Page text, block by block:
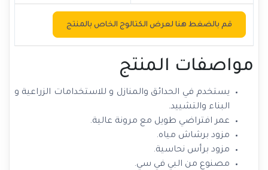
قم بالضغط هنا لعرض الكتالوج الخاص بالمنتج
مواصفات المنتج
يستخدم في الحدائق والمنازل و للاستخدامات الزراعية و
البناء والتشييد.
عمر افتراضي طويل مع مرونة عالية.
مزود برشاش مياه.
مزود برأس نحاسية.
مصنوع من البي في سي.